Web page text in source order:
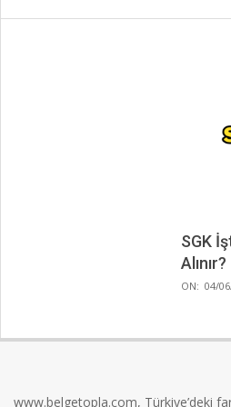
SGK
Alınır?
2024-
ON: 04/
www.belgetopla.com, Türkiye’deki